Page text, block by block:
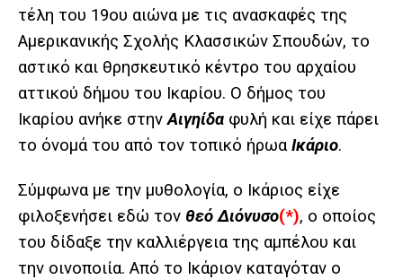
τέλη του 19ου αιώνα με τις ανασκαφές της
Αμερικανικής Σχολής Κλασσικών Σπουδών, το
αστικό και θρησκευτικό κέντρο του αρχαίου
αττικού δήμου του Ικαρίου. Ο δήμος του
Ικαρίου ανήκε στηνΑιγηίδα φυλή και είχε πάρει
το όνομά του από τον τοπικό ήρωαΙκάριο.
Σύμφωνα με την μυθολογία, ο Ικάριος είχε
φιλοξενήσει εδώ τον θεό Διόνυσο(*), ο οποίος
του δίδαξε την καλλιέργεια της αμπέλου και
την οινοποιία. Από το Ικάριον καταγόταν ο